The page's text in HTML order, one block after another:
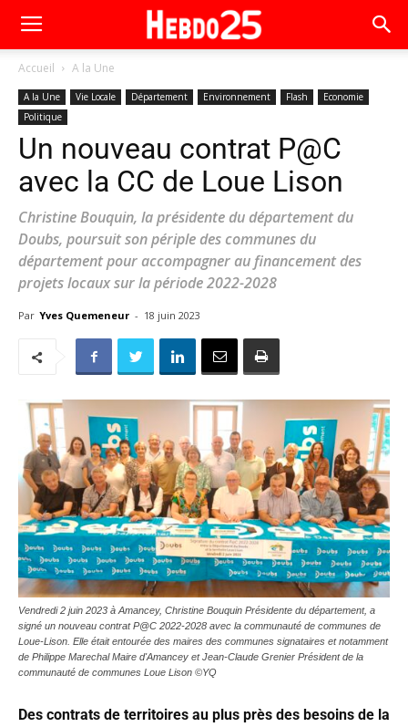
Accueil A la Une
A la Une Vie Locale Département Environnement Flash
Economie
Politique
Un nouveau contrat P@C
avec la CC de Loue Lison
Christine Bouquin, la présidente du département du
Doubs, poursuit son périple des communes du
département pour accompagner au financement des
projets locaux sur la période 2022-2028
Par Yves Quemeneur - 18 juin 2023
Vendredi 2 juin 2023 à Amancey, Christine Bouquin Présidente du département, a
signé un nouveau contrat P@C 2022-2028 avec la communauté de communes de
Loue-Lison. Elle était entourée des maires des communes signataires et notamment
de Philippe Marechal Maire d'Amancey et Jean-Claude Grenier Président de la
communauté de communes Loue Lison ©YQ
Des contrats de territoires au plus près des besoins de la